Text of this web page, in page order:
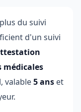
du suivi
d'un suivi
médicales
valable5 ans et